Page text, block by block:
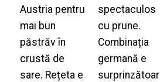
Austria pentru
mai bun
păstrăv în
crustă de
sare. Rețeta e
spectaculos
cu prune.
Combinația
germană e
surprinzătoar